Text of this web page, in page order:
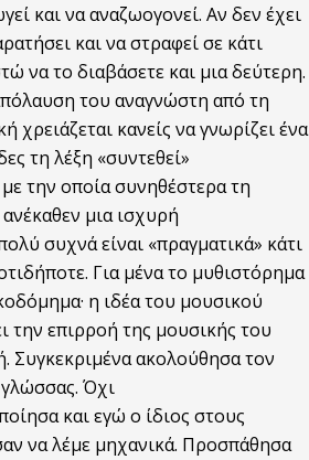
και να αναζωογονεί. Αν δεν έχει
και να στραφεί σε κάτι
νατο διαβάσετε και μια δεύτερη.
του αναγνώστη από τη
κανείς να γνωρίζει ένα
τη λέξη «συντεθεί»
την οποία συνηθέστερα τη
μια ισχυρή
συχνά είναι «πραγματικά» κάτι
Για μένατο μυθιστόρημα
η ιδέατου μουσικού
την επιρροή της μουσικής του
Συγκεκριμένα ακολούθησατον
Όχι
και εγώ ο ίδιος στους
να λέμε μηχανικά. Προσπάθησα